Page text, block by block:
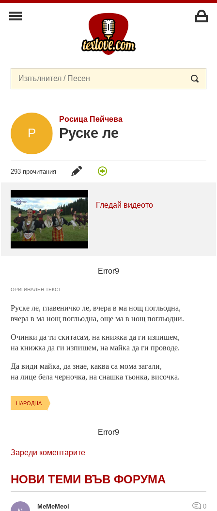
Росица Пейчева
Руске ле
293 прочитания
Гледай видеото
Error9
ОРИГИНАЛЕН ТЕКСТ
Руске ле, главеничко ле, вчера в ма нощ погльодна,
вчера в ма нощ погльодна, още ма в нощ погльодни.
Очинки да ти скитасам, на книжка да ги изпишем,
на книжка да ги изпишем, на майка да ги проводе.
Да види майка, да знае, каква са мома загали,
на лице бела черночка, на снашка тьонка, височка.
НАРОДНА
Error9
Зареди коментарите
НОВИ ТЕМИ ВЪВ ФОРУМА
MeMeMeol 0